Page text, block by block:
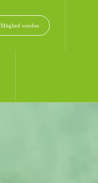
Mitglied werden